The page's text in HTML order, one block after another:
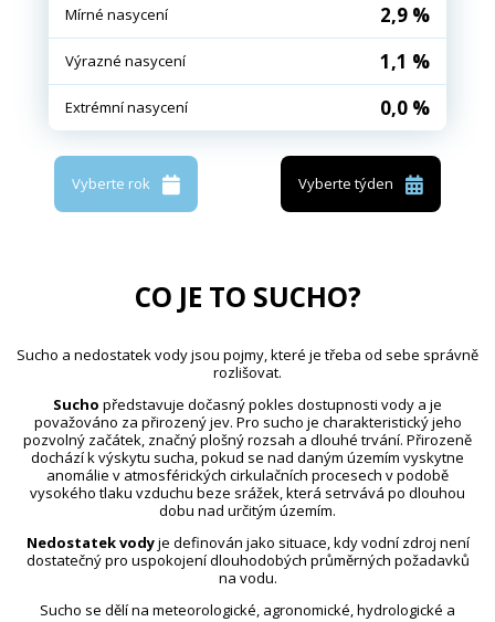
Mírné nasycení 2,9 %
Výrazné nasycení 1,1 %
Extrémní nasycení 0,0 %
Vyberte rok Vyberte týden
CO JE TO SUCHO?
Sucho a nedostatek vody jsou pojmy, které je třeba od sebe správně
rozlišovat.
Sucho představuje dočasný pokles dostupnosti vody a je
považováno za přirozený jev. Pro sucho je charakteristický jeho
pozvolný začátek, značný plošný rozsah a dlouhé trvání. Přirozeně
dochází k výskytu sucha, pokud se nad daným územím vyskytne
anomálie v atmosférických cirkulačních procesech v podobě
vysokého tlaku vzduchu beze srážek, která setrvává po dlouhou
dobu nad určitým územím.
Nedostatek vodyje definován jako situace, kdy vodní zdroj není
dostatečný pro uspokojení dlouhodobých průměrných požadavků
na vodu.
Sucho se dělí na meteorologické, agronomické, hydrologické a